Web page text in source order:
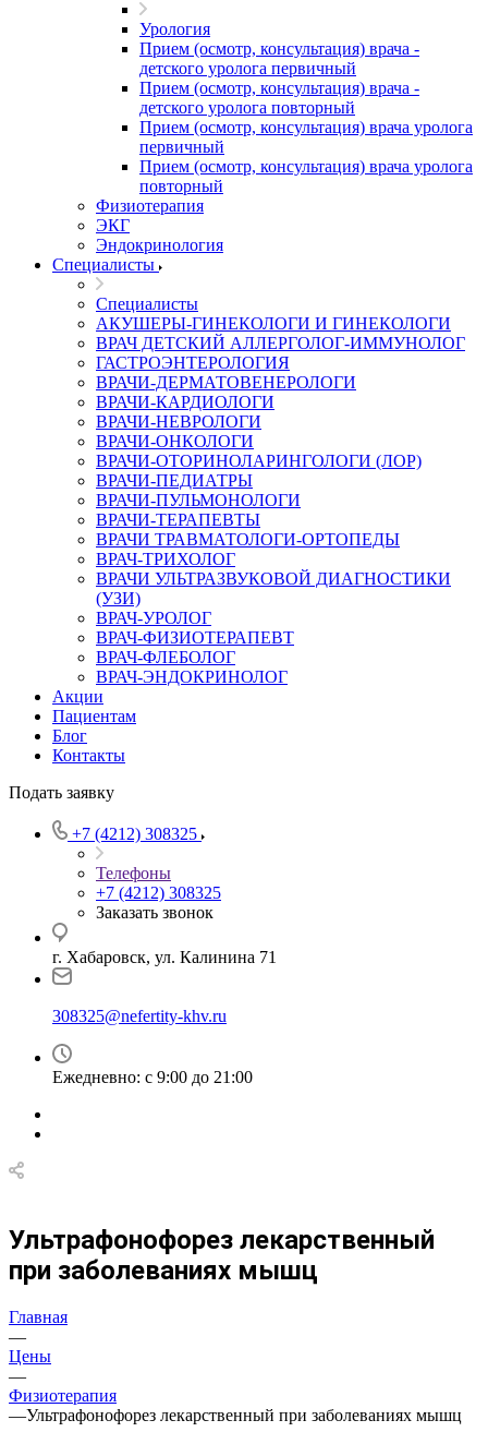
Урология
Прием (осмотр, консультация) врача -
детского уролога первичный
Прием (осмотр, консультация) врача -
детского уролога повторный
Прием (осмотр, консультация) врача уролога
первичный
Прием (осмотр, консультация) врача уролога
повторный
Физиотерапия
ЭКГ
Эндокринология
Специалисты
Специалисты
АКУШЕРЫ-ГИНЕКОЛОГИ И ГИНЕКОЛОГИ
ВРАЧ ДЕТСКИЙ АЛЛЕРГОЛОГ-ИММУНОЛОГ
ГАСТРОЭНТЕРОЛОГИЯ
ВРАЧИ-ДЕРМАТОВЕНЕРОЛОГИ
ВРАЧИ-КАРДИОЛОГИ
ВРАЧИ-НЕВРОЛОГИ
ВРАЧИ-ОНКОЛОГИ
ВРАЧИ-ОТОРИНОЛАРИНГОЛОГИ (ЛОР)
ВРАЧИ-ПЕДИАТРЫ
ВРАЧИ-ПУЛЬМОНОЛОГИ
ВРАЧИ-ТЕРАПЕВТЫ
ВРАЧИ ТРАВМАТОЛОГИ-ОРТОПЕДЫ
ВРАЧ-ТРИХОЛОГ
ВРАЧИ УЛЬТРАЗВУКОВОЙ ДИАГНОСТИКИ
(УЗИ)
ВРАЧ-УРОЛОГ
ВРАЧ-ФИЗИОТЕРАПЕВТ
ВРАЧ-ФЛЕБОЛОГ
ВРАЧ-ЭНДОКРИНОЛОГ
Акции
Пациентам
Блог
Контакты
Подать заявку
+7 (4212) 308325
Телефоны
+7 (4212) 308325
Заказать звонок
г. Хабаровск, ул. Калинина 71
308325@nefertity-khv.ru
Ежедневно: с 9:00 до 21:00
Ультрафонофорез лекарственный
при заболеваниях мышц
Главная
—
Цены
—
Физиотерапия
—Ультрафонофорез лекарственный при заболеваниях мышц